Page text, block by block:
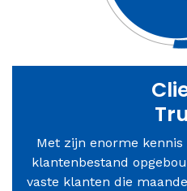
Met zijn enorme
klantenbestand
vaste klanten die